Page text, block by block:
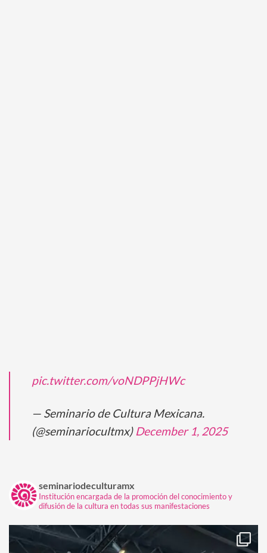
pic.twitter.com/voNDPPjHWc
— Seminario de Cultura Mexicana.
(@seminariocultmx) December 1, 2025
seminariodeculturamx
Institución encargada de la promoción del conocimiento y
difusión de la cultura en todas sus manifestaciones